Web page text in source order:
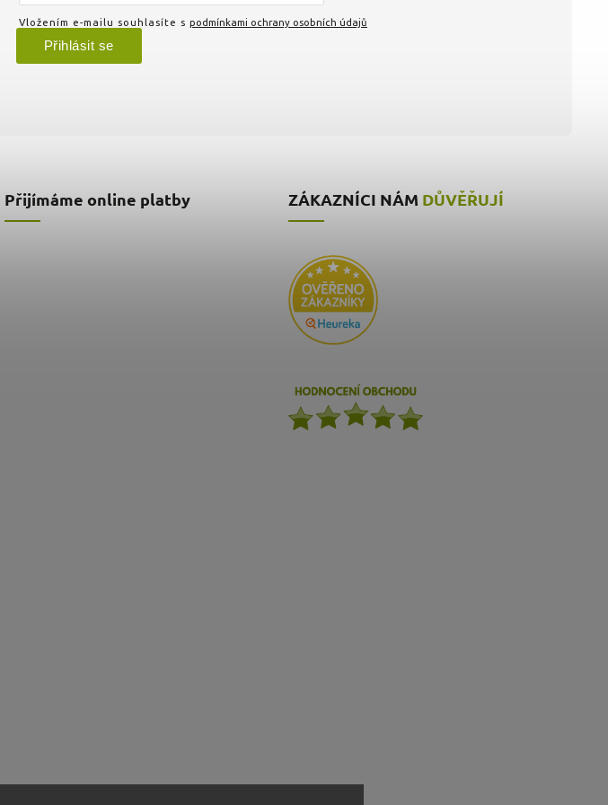
Vložením e-mailu souhlasíte s podmínkami ochrany osobních údajů
Přihlásit se
Přijímáme online platby ZÁKAZNÍCI NÁM DŮVĚŘUJÍ